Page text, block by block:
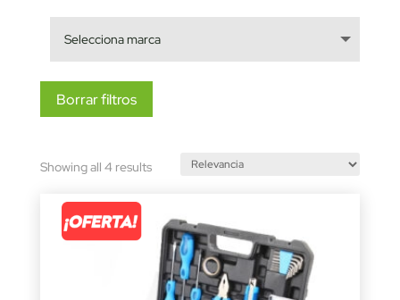
Borrar filtros
Showing all 4 resultsSorted
latest